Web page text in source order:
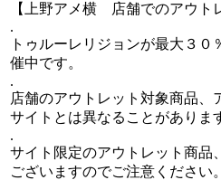
【上野アメ横 店舗でのアウト
.
トゥルーレリジョンが最大３０
催中です。
.
店舗のアウトレット対象商品、
サイトとは異なることがありま
.
サイト限定のアウトレット商品
ございますのでご注意ください。